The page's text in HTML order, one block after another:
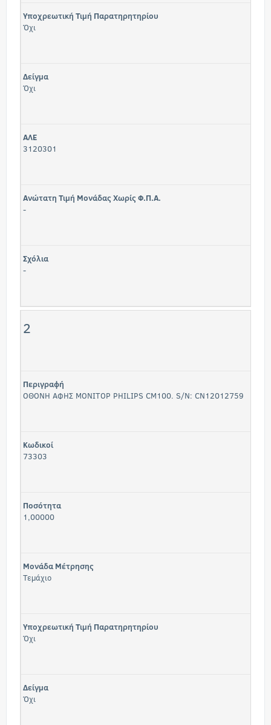
Υποχρεωτική Τιμή Παρατηρητηρίου
Όχι
Δείγμα
Όχι
ΑΛΕ
3120301
Ανώτατη Τιμή Μονάδας Χωρίς Φ.Π.Α.
-
Σχόλια
-
2
Περιγραφή
ΟΘΟΝΗ ΑΦΗΣ ΜΟΝΙΤΟΡ PHILIPS CM100. S/N: CN12012759
Κωδικοί
73303
Ποσότητα
1,00000
Μονάδα Μέτρησης
Τεμάχιο
Υποχρεωτική Τιμή Παρατηρητηρίου
Όχι
Δείγμα
Όχι